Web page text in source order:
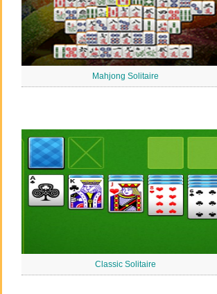
Mahjong Solitaire
Classic Solitaire